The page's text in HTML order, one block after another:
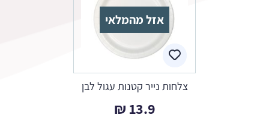
אזל מהמלאי
צלחות נייר קטנות עגול לבן
13.9
₪